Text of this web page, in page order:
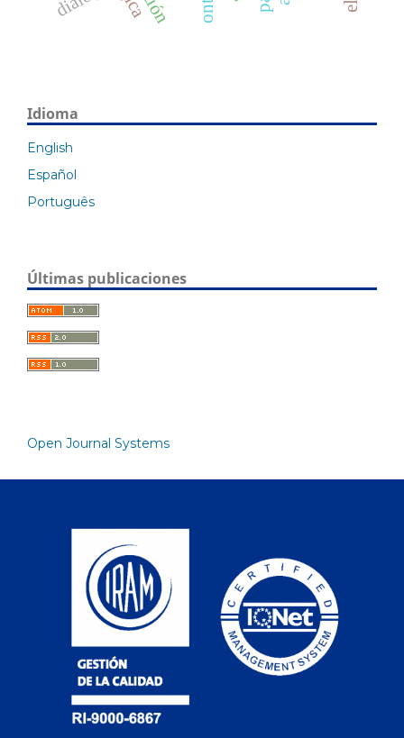
Idioma
English
Español
Português
Últimas publicaciones
Open Journal Systems